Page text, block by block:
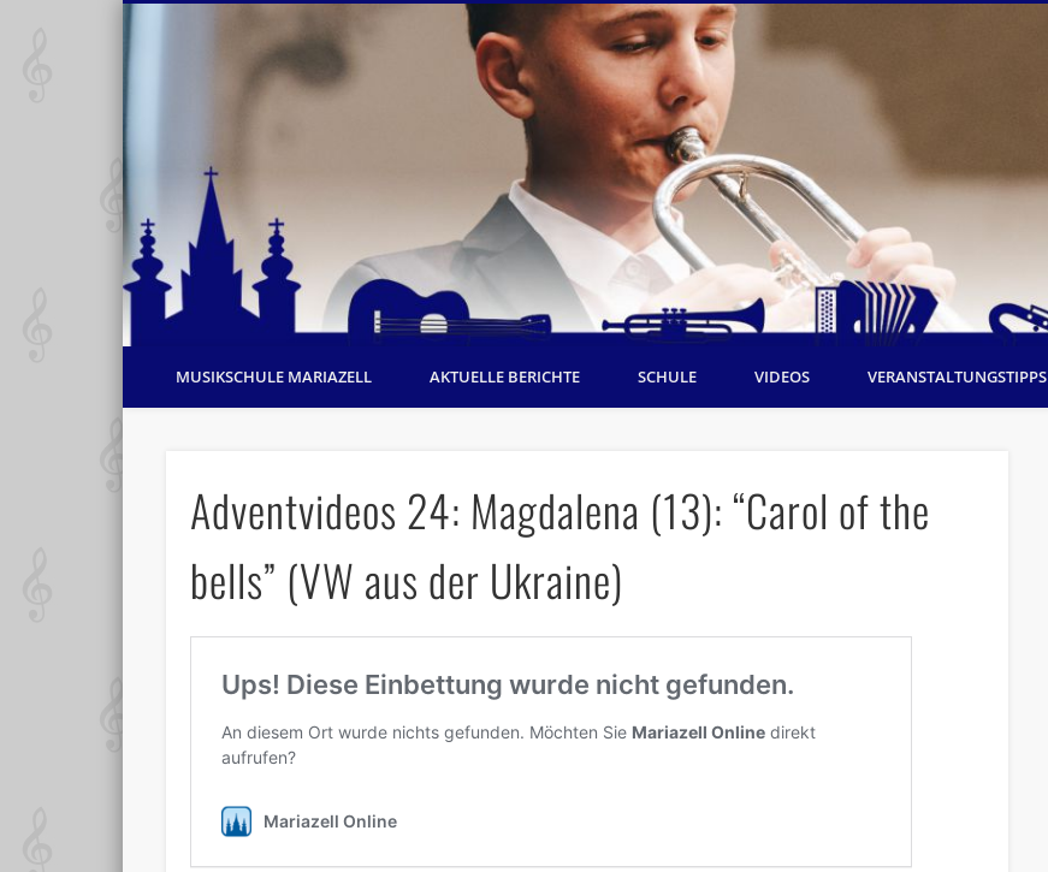
MUSIKSCHULE MARIAZELL AKTUELLE BERICHTE SCHULE VIDEOS VERANSTALTUNGSTIPPS
Adventvideos 24: Magdalena (13): “Carol of the
bells” (VW aus der Ukraine)